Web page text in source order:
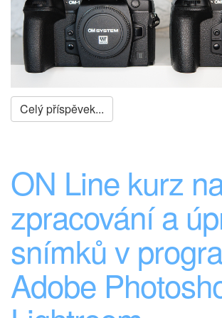
Celý příspěvek...
ON Line kurz
zpracování a
snímků v
Adobe